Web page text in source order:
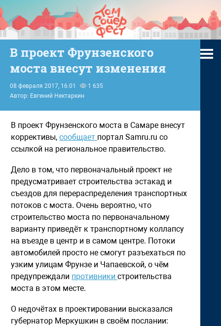
В проект Фрунзенского
моста внесут изменения
08 февраля 2017, 16:01
1 635
Автор: Евгений Нектаркин
В проект Фрунзенского моста в Самаре внесут
коррективы,сообщает портал Samru.ru со
ссылкой на региональное правительство.
Дело в том, что первоначальный проект не
предусматривает строительства эстакад и
съездов для перераспределения транспортных
потоков с моста. Очень вероятно, что
строительство моста по первоначальному
варианту приведёт к транспортному коллапсу
на въезде в центр и в самом центре. Потоки
автомобилей просто не смогут разъехаться по
узким улицам Фрунзе и Чапаевской, о чём
предупреждали противникистроительства
моста в этом месте.
О недочётах в проектировании высказался
губернатор Меркушкин в своём послании: